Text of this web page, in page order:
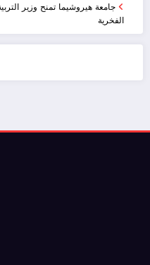
جامعة هيروشيما تمنح وزير
الفخرية